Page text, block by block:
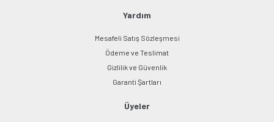
Yardım
Mesafeli Satış Sözleşmesi
Ödeme ve Teslimat
Gizlilik ve Güvenlik
Garanti Şartları
Üyeler